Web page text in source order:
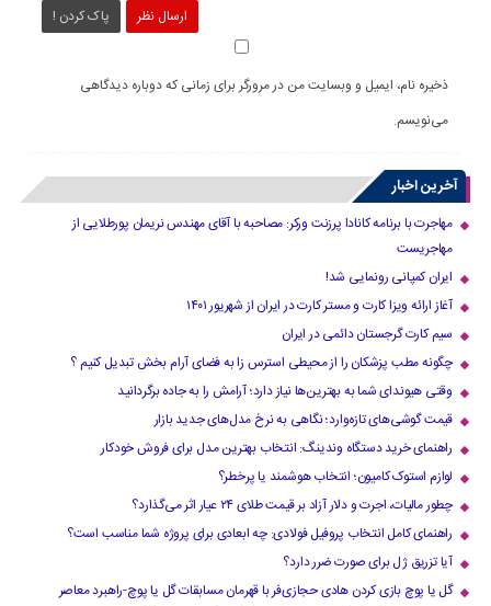
ارسال نظر پاک کردن !
ذخیره نام، ایمیل و وبسایت من در مرورگر برای زمانی که دوباره دیدگاهی
می‌نویسم.
آخرین اخبار
مهاجرت با برنامه کانادا پرزنت ورکر: مصاحبه با آقای مهندس نریمان پورطلایی از
مهاجریست
ایران کمپانی رونمایی شد!
آغاز ارائه ویزا کارت و مستر کارت در ایران از شهریور ۱۴۰۱
سیم کارت گرجستان دائمی در ایران
چگونه مطب پزشکان را از محیطی استرس زا به فضای آرام بخش تبدیل کنیم ؟
وقتی هیوندای شما به بهترین‌ها نیاز دارد؛ آرامش را به جاده برگردانید
قیمت گوشی‌های تازه‌وارد؛ نگاهی به نرخ مدل‌های جدید بازار
راهنمای خرید دستگاه وندینگ: انتخاب بهترین مدل برای فروش خودکار
لوازم استوک کامیون؛ انتخاب هوشمند یا پرخطر؟
چطور مالیات، اجرت و دلار آزاد بر قیمت طلای ۲۴ عیار اثر می‌گذارد؟
راهنمای کامل انتخاب پروفیل فولادی: چه ابعادی برای پروژه شما مناسب است؟
آیا تزریق ژل برای صورت ضرر دارد​؟
گل یا پوچ بازی کردن هادی حجازی‌فر با قهرمان مسابقات گل یا پوچ-راهبرد معاصر